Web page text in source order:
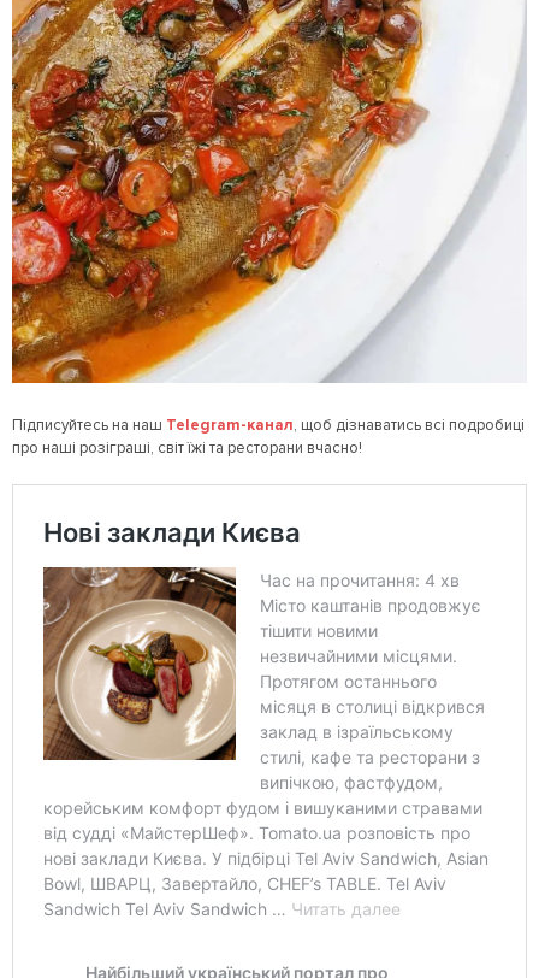
Підписуйтесь на наш Telegram-канал, щоб дізнаватись всі подробиці
про наші розіграші, світ їжі та ресторани вчасно!